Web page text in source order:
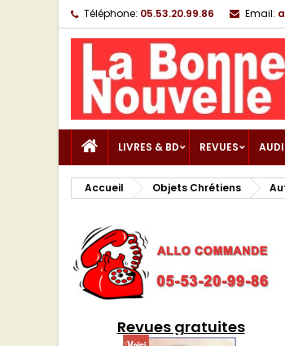
Téléphone: 05.53.20.99.86 Email:
LIVRES & BD REVUES
Accueil Objets Chrétiens
Revues gratuites